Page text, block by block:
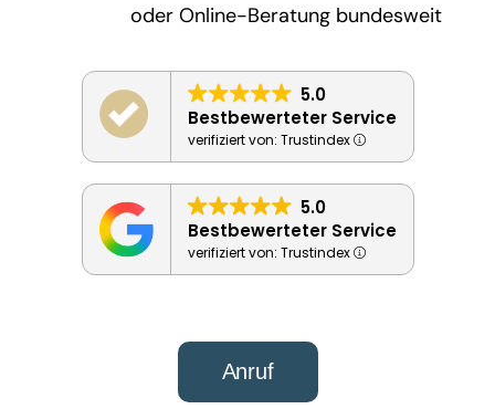
oder Online-Beratung bundesweit
5.0
Bestbewerteter Service
verifiziert von: Trustindex
5.0
Bestbewerteter Service
verifiziert von: Trustindex
Anruf